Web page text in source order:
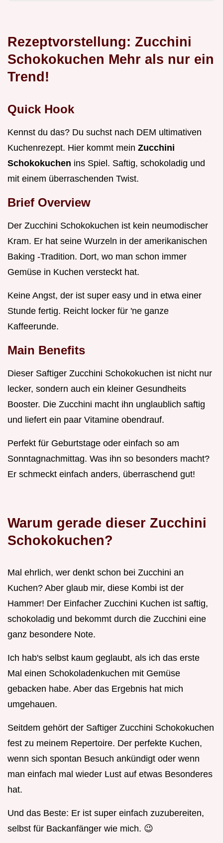
Rezeptvorstellung: Zucchini
Schokokuchen Mehr als nur ein
Trend!
Quick Hook
Kennst du das? Du suchst nach DEM ultimativen
Kuchenrezept. Hier kommt mein Zucchini
Schokokuchen ins Spiel. Saftig, schokoladig und
mit einem überraschenden Twist.
Brief Overview
Der Zucchini Schokokuchen ist kein neumodischer
Kram. Er hat seine Wurzeln in der amerikanischen
Baking -Tradition. Dort, wo man schon immer
Gemüse in Kuchen versteckt hat.
Keine Angst, der ist super easy und in etwa einer
Stunde fertig. Reicht locker für 'ne ganze
Kaffeerunde.
Main Benefits
Dieser Saftiger Zucchini Schokokuchen ist nicht nur
lecker, sondern auch ein kleiner Gesundheits
Booster. Die Zucchini macht ihn unglaublich saftig
und liefert ein paar Vitamine obendrauf.
Perfekt für Geburtstage oder einfach so am
Sonntagnachmittag. Was ihn so besonders macht?
Er schmeckt einfach anders, überraschend gut!
Warum gerade dieser Zucchini
Schokokuchen?
Mal ehrlich, wer denkt schon bei Zucchini an
Kuchen? Aber glaub mir, diese Kombi ist der
Hammer! Der Einfacher Zucchini Kuchen ist saftig,
schokoladig und bekommt durch die Zucchini eine
ganz besondere Note.
Ich hab's selbst kaum geglaubt, als ich das erste
Mal einen Schokoladenkuchen mit Gemüse
gebacken habe. Aber das Ergebnis hat mich
umgehauen.
Seitdem gehört der Saftiger Zucchini Schokokuchen
fest zu meinem Repertoire. Der perfekte Kuchen,
wenn sich spontan Besuch ankündigt oder wenn
man einfach mal wieder Lust auf etwas Besonderes
hat.
Und das Beste: Er ist super einfach zuzubereiten,
selbst für Backanfänger wie mich. 😉